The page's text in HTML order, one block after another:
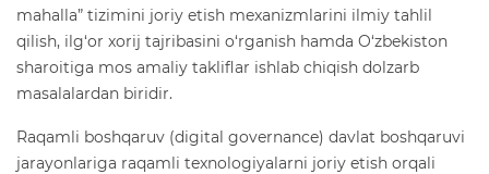
mahalla” tizimini joriy etish mexanizmlarini ilmiy tahlil
qilish, ilg‘or xorij tajribasini o‘rganish hamda O‘zbekiston
sharoitiga mos amaliy takliflar ishlab chiqish dolzarb
masalalardan biridir.
Raqamli boshqaruv (digital governance) davlat boshqaruvi
jarayonlariga raqamli texnologiyalarni joriy etish orqali